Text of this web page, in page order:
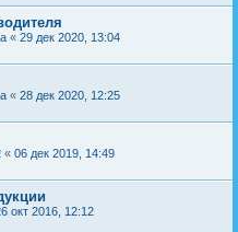
« 29 дек 2020, 13:04
« 28 дек 2020, 12:25
« 06 дек 2019, 14:49
окт 2016, 12:12